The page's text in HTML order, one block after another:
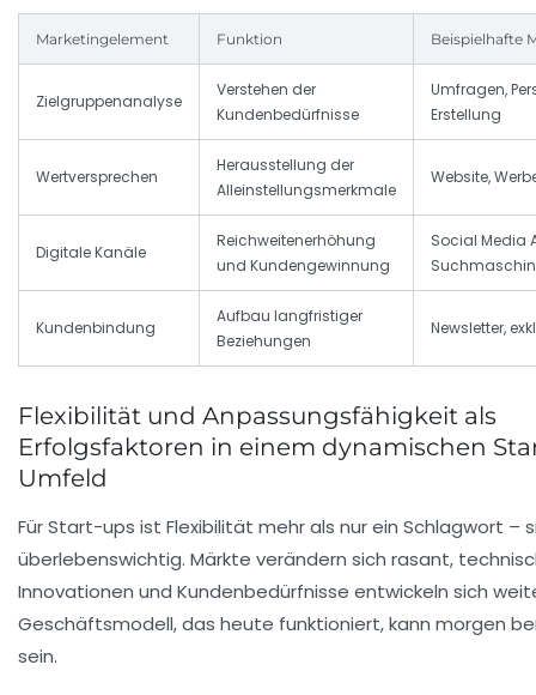
Marketingelement Funktion Beispielhafte
Zielgruppenanalyse
Verstehen der
Kundenbedürfnisse
Umfragen,
Erstellung
Wertversprechen
Herausstellung der
Alleinstellungsmerkmale
Website,
Digitale Kanäle
Reichweitenerhöhung
und Kundengewinnung
Social Media
Kundenbindung
Aufbau langfristiger
Beziehungen
Newsletter,
Flexibilität und Anpassungsfähigkeit als
Erfolgsfaktoren in einem dynamischen
Umfeld
Für Start-ups ist Flexibilität mehr als nur ein Schlagwort –
überlebenswichtig. Märkte verändern sich rasant,
Innovationen und Kundenbedürfnisse entwickeln sich
Geschäftsmodell, das heute funktioniert, kann morgen
sein.